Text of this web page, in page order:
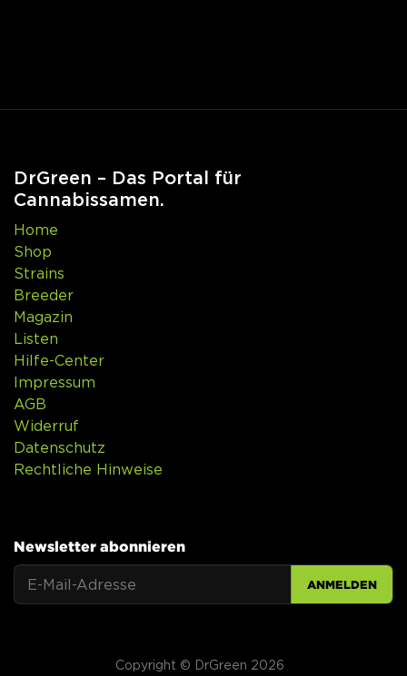
DrGreen – Das Portal für
Cannabissamen.
Home
Shop
Strains
Breeder
Magazin
Listen
Hilfe-Center
Impressum
AGB
Widerruf
Datenschutz
Rechtliche Hinweise
Newsletter abonnieren
ANMELDEN
Copyright © DrGreen 2026